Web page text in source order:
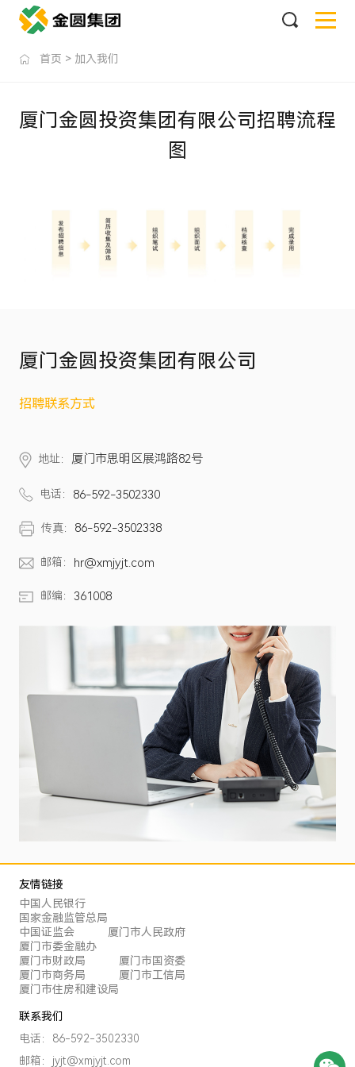
首页 > 加入我们
厦门金圆投资集团有限公司招聘流程
图
厦门金圆投资集团有限公司
招聘联系方式
地址： 厦门市思明区展鸿路82号
电话： 86-592-3502330
传真： 86-592-3502338
邮箱： hr@xmjyjt.com
邮编： 361008
友情链接
中国人民银行
国家金融监管总局
中国证监会
厦门市人民政府
厦门市委金融办
厦门市财政局
厦门市国资委
厦门市商务局
厦门市工信局
厦门市住房和建设局
联系我们
电话：86-592-3502330
邮箱：jyjt@xmjyjt.com